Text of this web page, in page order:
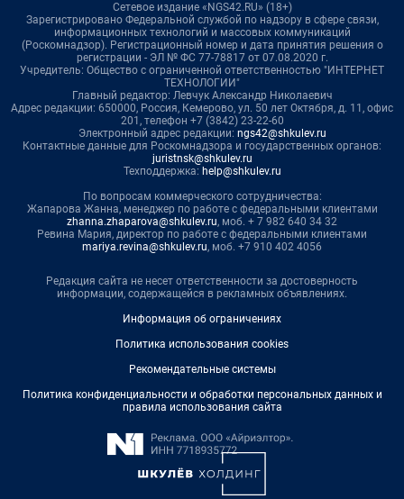
Сетевое издание «NGS42.RU» (18+)
Зарегистрировано Федеральной службой по надзору в сфере связи,
информационных технологий и массовых коммуникаций
(Роскомнадзор). Регистрационный номер и дата принятия решения о
регистрации - ЭЛ № ФС 77-78817 от 07.08.2020 г.
Учредитель: Общество с ограниченной ответственностью "ИНТЕРНЕТ
ТЕХНОЛОГИИ"
Главный редактор: Левчук Александр Николаевич
Адрес редакции: 650000, Россия, Кемерово, ул. 50 лет Октября, д. 11, офис
201, телефон +7 (3842) 23-22-60
Электронный адрес редакции: ngs42@shkulev.ru
Контактные данные для Роскомнадзора и государственных органов:
juristnsk@shkulev.ru
Техподдержка: help@shkulev.ru
По вопросам коммерческого сотрудничества:
Жапарова Жанна, менеджер по работе с федеральными клиентами
zhanna.zhaparova@shkulev.ru, моб. + 7 982 640 34 32
Ревина Мария, директор по работе с федеральными клиентами
mariya.revina@shkulev.ru, моб. +7 910 402 4056
Редакция сайта не несет ответственности за достоверность
информации, содержащейся в рекламных объявлениях.
Информация об ограничениях
Политика использования cookies
Рекомендательные системы
Политика конфиденциальности и обработки персональных данных и
правила использования сайта